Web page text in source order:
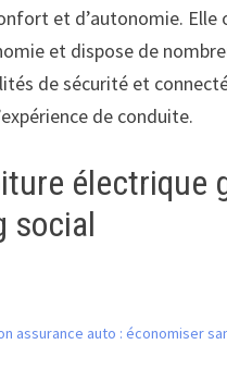
et d’autonomie. Elle
et dispose de
de sécurité et
de conduite.
électrique
social
assurance auto : économiser